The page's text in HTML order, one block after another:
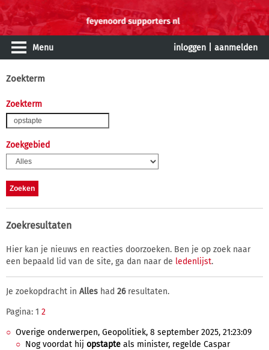
Menu inloggen aanmelden
Zoekterm
Zoekterm
Zoekgebied
Zoekresultaten
Hier kan je nieuws en reacties doorzoeken. Ben je op zoek naar
een bepaald lid van de site, ga dan naar de ledenlijst.
Je zoekopdracht in Alles had 26resultaten.
Pagina: 1 2
Overige onderwerpen, Geopolitiek, 8 september 2025, 21:23:09
Nog voordat hij opstapte als minister, regelde Caspar